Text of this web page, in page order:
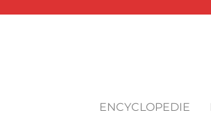
ENCYCLOPEDIE